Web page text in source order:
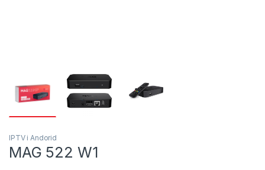
IPTV i Andorid
MAG 522 W1